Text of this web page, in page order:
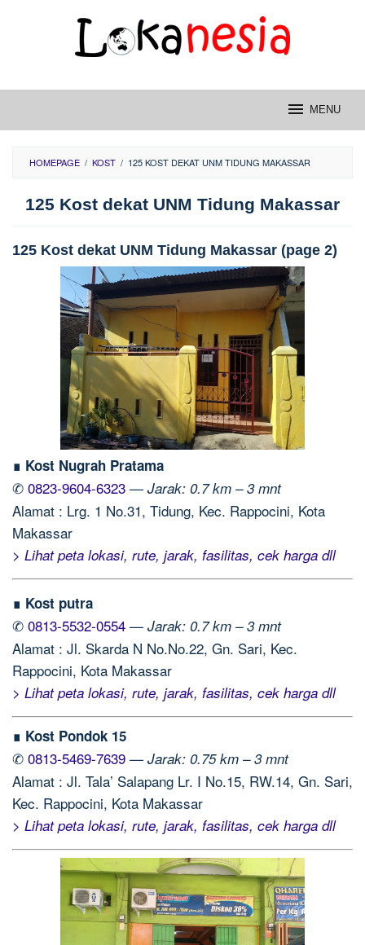
MENU
HOMEPAGE / KOST / 125 KOST DEKAT UNM TIDUNG MAKASSAR
125 Kost dekat UNM Tidung Makassar
125 Kost dekat UNM Tidung Makassar (page 2)
∎ Kost Nugrah Pratama
✆ 0823-9604-6323 — Jarak: 0.7 km – 3 mnt
Alamat : Lrg. 1 No.31, Tidung, Kec. Rappocini, Kota
Makassar
> Lihat peta lokasi, rute, jarak, fasilitas, cek harga dll
∎ Kost putra
✆ 0813-5532-0554 — Jarak: 0.7 km – 3 mnt
Alamat : Jl. Skarda N No.No.22, Gn. Sari, Kec.
Rappocini, Kota Makassar
> Lihat peta lokasi, rute, jarak, fasilitas, cek harga dll
∎ Kost Pondok 15
✆ 0813-5469-7639 — Jarak: 0.75 km – 3 mnt
Alamat : Jl. Tala’ Salapang Lr. I No.15, RW.14, Gn. Sari,
Kec. Rappocini, Kota Makassar
> Lihat peta lokasi, rute, jarak, fasilitas, cek harga dll